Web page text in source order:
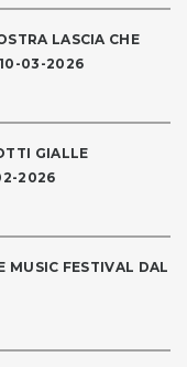
LASCIA CHE
03-2026
GIALLE
2026
MUSIC FESTIVAL DAL